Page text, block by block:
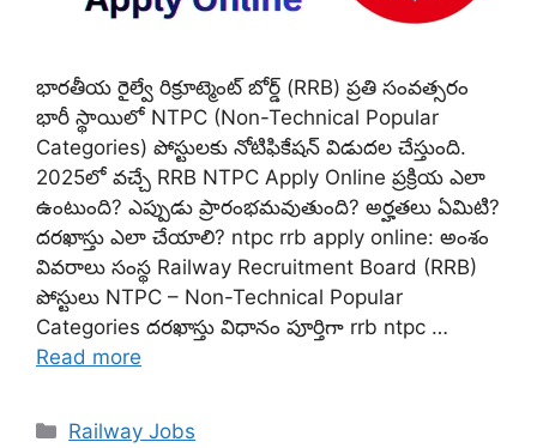
భారతీయ రైల్వే రిక్రూట్మెంట్ బోర్డ్‌ (RRB) ప్రతి సంవత్సరం
భారీ స్థాయిలో NTPC (Non-Technical Popular
Categories) పోస్టులకు నోటిఫికేషన్ విడుదల చేస్తుంది.
2025లో వచ్చే RRB NTPC Apply Online ప్రక్రియ ఎలా
ఉంటుంది? ఎప్పుడు ప్రారంభమవుతుంది? అర్హతలు ఏమిటి?
దరఖాస్తు ఎలా చేయాలి? ntpc rrb apply online: అంశం
వివరాలు సంస్థ Railway Recruitment Board (RRB)
పోస్టులు NTPC – Non-Technical Popular
Categories దరఖాస్తు విధానం పూర్తిగా rrb ntpc …
Read more
Categories
Railway Jobs